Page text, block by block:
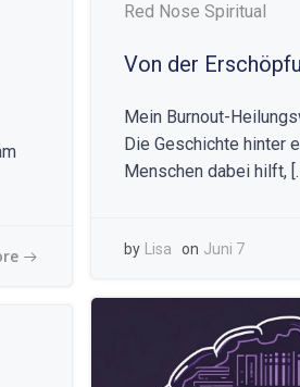
Red Nose Spiritual
Von der
Mein Burnout-
Die Geschichte hinter
Menschen dabei hilft,
by Lisa on Juni 7